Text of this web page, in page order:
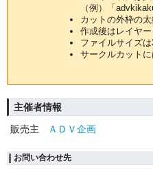
（例）「
カットの外枠の
作成後はレイヤ
ファイルサイズは
サークルカット
主催者情報
販売主
ＡＤＶ企画
お問い合わせ先